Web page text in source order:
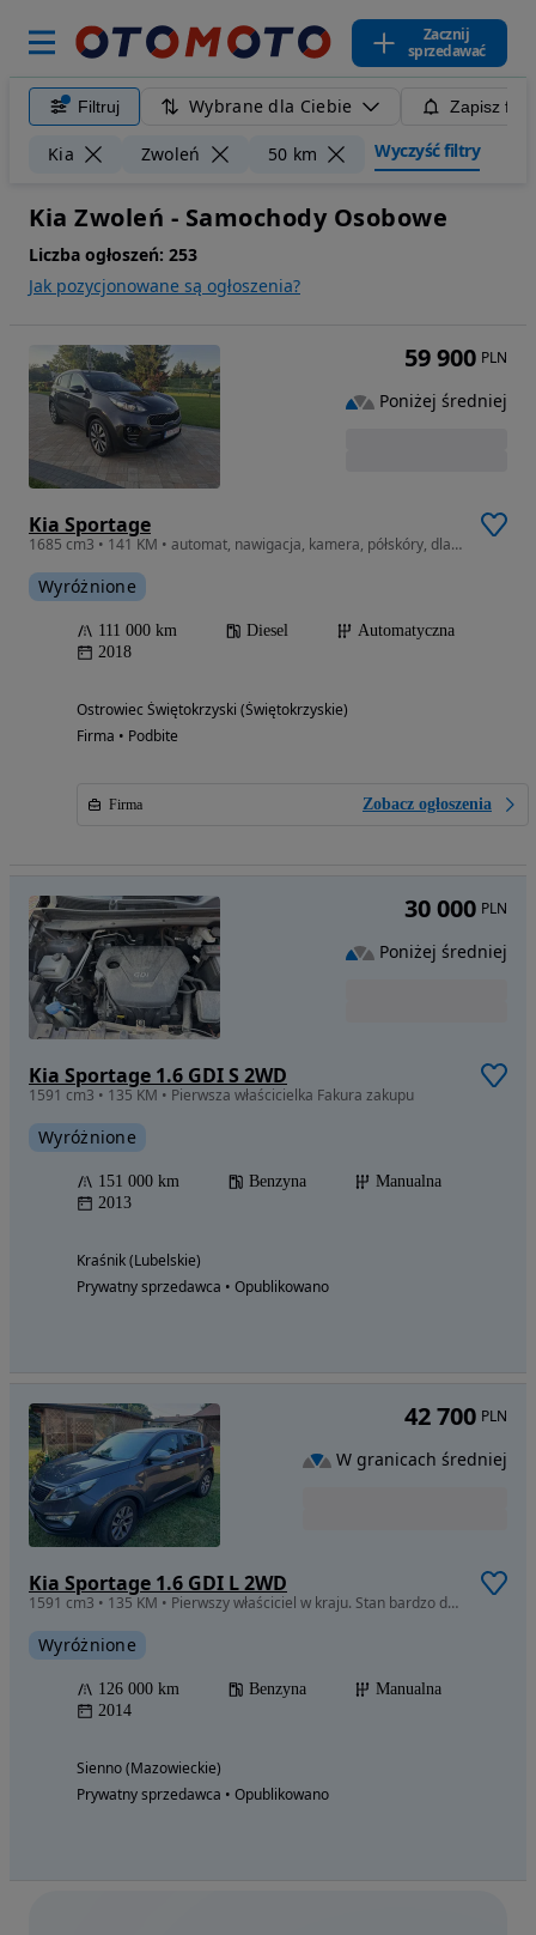
Zacznij
sprzedawać
Filtruj Wybrane dla Ciebie Zapisz
Kia Zwoleń 50 km Wyczyść filtry
Kia Zwoleń - Samochody Osobowe
Liczba ogłoszeń: 253
Jak pozycjonowane są ogłoszenia?
Kia Sportage
1685 cm3 • 141 KM • automat, nawigacja, kamera, półskóry, dla Wymagającego Klienta
Wyróżnione
111 000 km Diesel
Automatyczna
2018
Ostrowiec Świętokrzyski (Świętokrzyskie)
Firma • Podbite
Firma Zobacz ogłoszenia
59 900 PLN
Poniżej średniej
Kia Sportage 1.6 GDI S 2WD
1591 cm3 • 135 KM • Pierwsza właścicielka Fakura zakupu
Wyróżnione
151 000 km Benzyna
Manualna
2013
Kraśnik (Lubelskie)
Prywatny sprzedawca • Opublikowano
30 000 PLN
Poniżej średniej
Kia Sportage 1.6 GDI L 2WD
1591 cm3 • 135 KM • Pierwszy właściciel w kraju. Stan bardzo dobry.
Wyróżnione
126 000 km Benzyna
Manualna
2014
Sienno (Mazowieckie)
Prywatny sprzedawca • Opublikowano
42 700 PLN
W granicach średniej